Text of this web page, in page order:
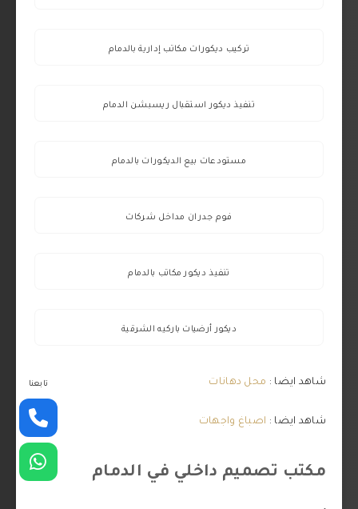
تركيب ديكورات مكاتب إدارية بالدمام
تنفيذ ديكور استقبال ريسبشن الدمام
مستودعات بيع الديكورات بالدمام
فوم جدران مداخل شركات
تنفيذ ديكور مكاتب بالدمام
ديكور أرضيات باركيه الشرقية
شاهد ايضا : محل دهانات
شاهد ايضا : اصباغ واجهات
مكتب تصميم داخلي في الدمام
تابعنا